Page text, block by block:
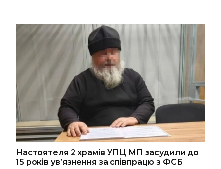
Настоятеля 2 храмів УПЦ МП засудили до
15 років ув’язнення за співпрацю з ФСБ